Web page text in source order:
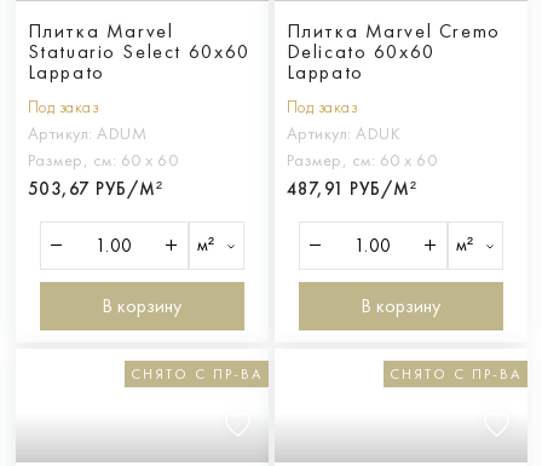
Плитка Marvel
Statuario Select 60x60
Lappato
Под заказ
Артикул: ADUM
Размер, см: 60 х 60
503,67 РУБ/М²
м²
В корзину
Плитка Marvel Cremo
Delicato 60x60
Lappato
Под заказ
Артикул: ADUK
Размер, см: 60 х 60
487,91 РУБ/М²
м²
В корзину
СНЯТО С ПР-ВА СНЯТО С ПР-ВА